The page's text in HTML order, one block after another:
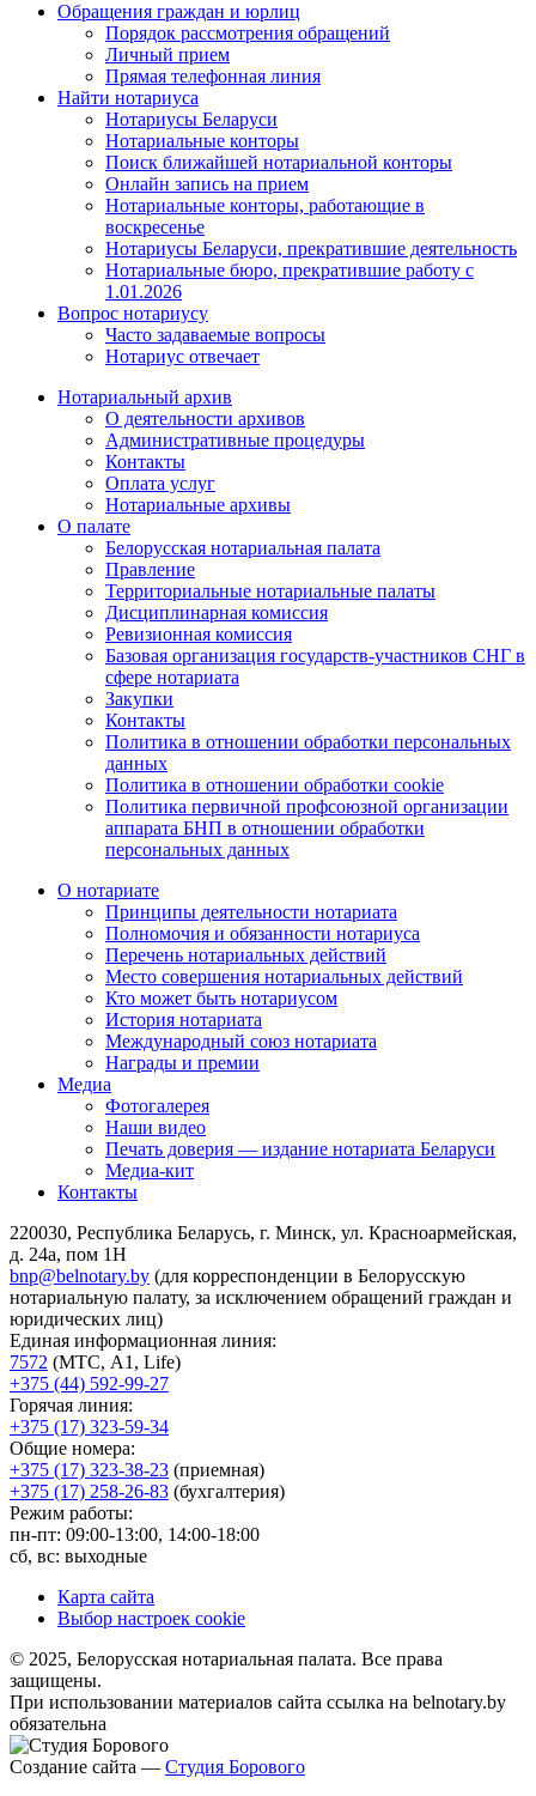
Обращения граждан и юрлиц
Порядок рассмотрения обращений
Личный прием
Прямая телефонная линия
Найти нотариуса
Нотариусы Беларуси
Нотариальные конторы
Поиск ближайшей нотариальной конторы
Онлайн запись на прием
Нотариальные конторы, работающие в
воскресенье
Нотариусы Беларуси, прекратившие деятельность
Нотариальные бюро, прекратившие работу с
1.01.2026
Вопрос нотариусу
Часто задаваемые вопросы
Нотариус отвечает
Нотариальный архив
О деятельности архивов
Административные процедуры
Контакты
Оплата услуг
Нотариальные архивы
О палате
Белорусская нотариальная палата
Правление
Территориальные нотариальные палаты
Дисциплинарная комиссия
Ревизионная комиссия
Базовая организация государств-участников СНГ в
сфере нотариата
Закупки
Контакты
Политика в отношении обработки персональных
данных
Политика в отношении обработки cookie
Политика первичной профсоюзной организации
аппарата БНП в отношении обработки
персональных данных
О нотариате
Принципы деятельности нотариата
Полномочия и обязанности нотариуса
Перечень нотариальных действий
Место совершения нотариальных действий
Кто может быть нотариусом
История нотариата
Международный союз нотариата
Награды и премии
Медиа
Фотогалерея
Наши видео
Печать доверия — издание нотариата Беларуси
Медиа-кит
Контакты
220030, Республика Беларусь, г. Минск, ул. Красноармейская,
д. 24а, пом 1Н
bnp@belnotary.by (для корреспонденции в Белорусскую
нотариальную палату, за исключением обращений граждан и
юридических лиц)
Единая информационная линия:
7572 (МТС, A1, Life)
+375 (44) 592-99-27
Горячая линия:
+375 (17) 323-59-34
Общие номера:
+375 (17) 323-38-23 (приемная)
+375 (17) 258-26-83 (бухгалтерия)
Режим работы:
пн-пт: 09:00-13:00, 14:00-18:00
сб, вс: выходные
Карта сайта
Выбор настроек cookie
© 2025, Белорусская нотариальная палата. Все права
защищены.
При использовании материалов сайта ссылка на belnotary.by
обязательна
Создание сайта — Студия Борового